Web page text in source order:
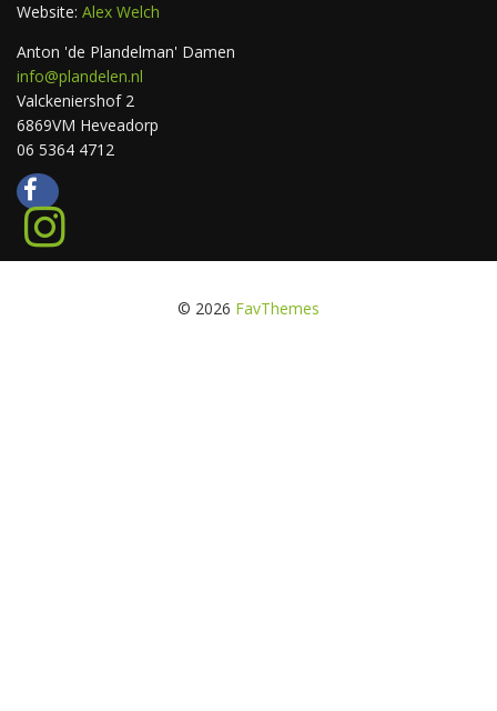
Website: Alex Welch
Anton 'de Plandelman' Damen
info@plandelen.nl
Valckeniershof 2
6869VM Heveadorp
06 5364 4712
© 2026 FavThemes